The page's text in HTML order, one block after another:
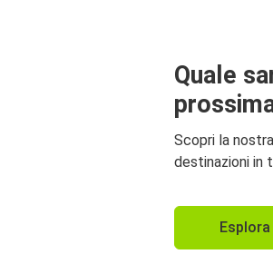
Bled
Venezia
Quale
Scopri la
destinazioni in